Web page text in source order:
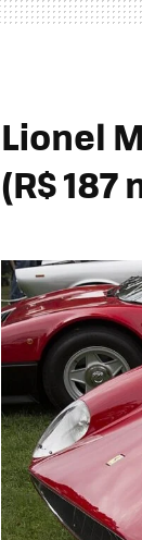
Lionel
(R$